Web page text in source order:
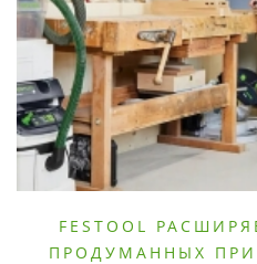
FESTOOL
ПРОДУМАННЫХ